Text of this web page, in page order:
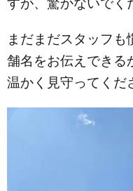
すが、驚かないでく
まだまだスタッフ
舗名をお伝えできる
温かく見守ってくだ